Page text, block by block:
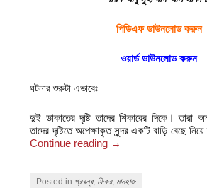
পিডিএফ ডাউনলোড করুন
ওয়ার্ড ডাউনলোড করুন
ঘটনার শুরুটা এভাবেঃ
দুই ডাকাতের দৃষ্টি তাদের শিকারের দিকে। তারা
তাদের দৃষ্টিতে অপেক্ষাকৃত সুন্দর একটি বাড়ি বেছে
Continue reading →
Posted in প্রবন্ধ, ফিকর, মানহাজ